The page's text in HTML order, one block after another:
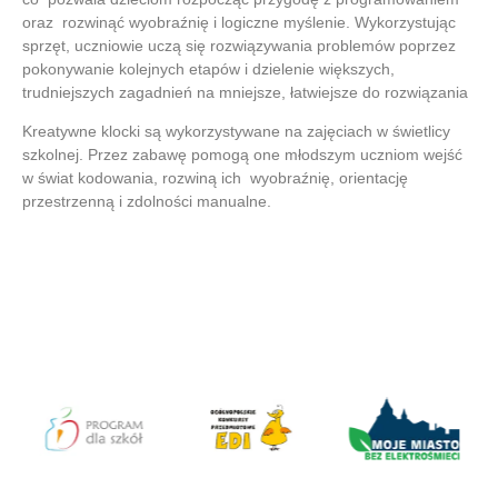
oraz rozwinąć wyobraźnię i logiczne myślenie. Wykorzystując
sprzęt, uczniowie uczą się rozwiązywania problemów poprzez
pokonywanie kolejnych etapów i dzielenie większych,
trudniejszych zagadnień na mniejsze, łatwiejsze do rozwiązania
Kreatywne klocki są wykorzystywane na zajęciach w świetlicy
szkolnej. Przez zabawę pomogą one młodszym uczniom wejść
w świat kodowania, rozwiną ich wyobraźnię, orientację
przestrzenną i zdolności manualne.